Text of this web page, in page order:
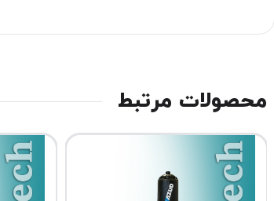
محصولات مرتبط